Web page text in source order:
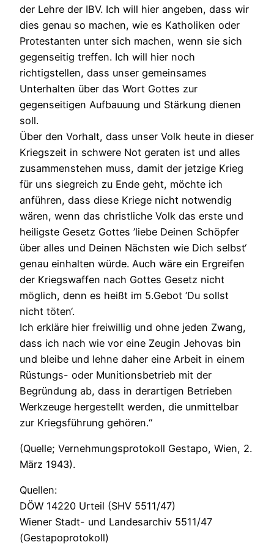
der Lehre der IBV. Ich will hier angeben, dass wir
dies genau so machen, wie es Katholiken oder
Protestanten unter sich machen, wenn sie sich
gegenseitig treffen. Ich will hier noch
richtigstellen, dass unser gemeinsames
Unterhalten über das Wort Gottes zur
gegenseitigen Aufbauung und Stärkung dienen
soll.
Über den Vorhalt, dass unser Volk heute in dieser
Kriegszeit in schwere Not geraten ist und alles
zusammenstehen muss, damit der jetzige Krieg
für uns siegreich zu Ende geht, möchte ich
anführen, dass diese Kriege nicht notwendig
wären, wenn das christliche Volk das erste und
heiligste Gesetz Gottes ’liebe Deinen Schöpfer
über alles und Deinen Nächsten wie Dich selbst‘
genau einhalten würde. Auch wäre ein Ergreifen
der Kriegswaffen nach Gottes Gesetz nicht
möglich, denn es heißt im 5.Gebot ’Du sollst
nicht töten‘.
Ich erkläre hier freiwillig und ohne jeden Zwang,
dass ich nach wie vor eine Zeugin Jehovas bin
und bleibe und lehne daher eine Arbeit in einem
Rüstungs- oder Munitionsbetrieb mit der
Begründung ab, dass in derartigen Betrieben
Werkzeuge hergestellt werden, die unmittelbar
zur Kriegsführung gehören.“
(Quelle; Vernehmungsprotokoll Gestapo, Wien, 2.
März 1943).
Quellen:
DÖW 14220 Urteil (SHV 5511/47)
Wiener Stadt- und Landesarchiv 5511/47
(Gestapoprotokoll)